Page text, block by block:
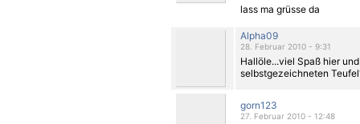
lass ma grüsse da
Alpha09
28. Februar 2010 - 9:31
Hallöle...viel Spaß hier
selbstgezeichneten Teufel
gorn123
27. Februar 2010 - 12:48